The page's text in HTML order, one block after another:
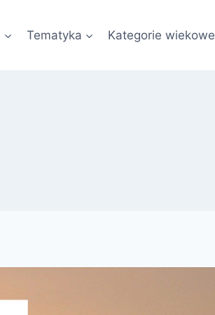
Tematyka Kategorie wiekowe